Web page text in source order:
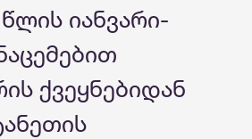
იანვარი-
ქვეყნებიდან